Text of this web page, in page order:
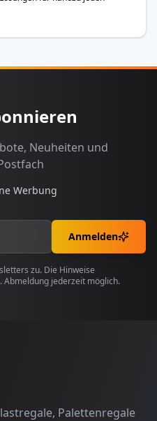
Neuheiten und
Werbung
Anmelden
zu. Die Hinweise
Abmeldung jederzeit möglich.
Palettenregale